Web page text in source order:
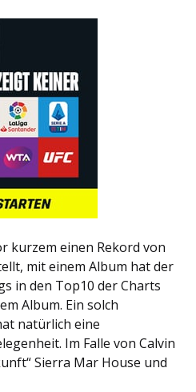
kurzem einen Rekord von
mit einem Album hat der
in den Top10 der Charts
Album. Ein solch
natürlich eine
Im Falle von Calvin
Sierra Mar House und